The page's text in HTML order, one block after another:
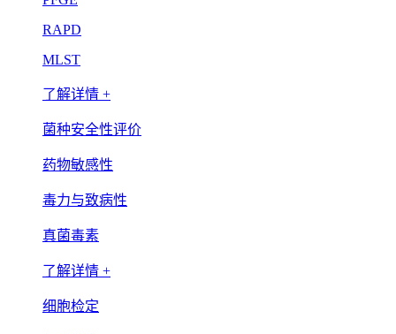
RAPD
MLST
了解详情 +
菌种安全性评价
药物敏感性
毒力与致病性
真菌毒素
了解详情 +
细胞检定